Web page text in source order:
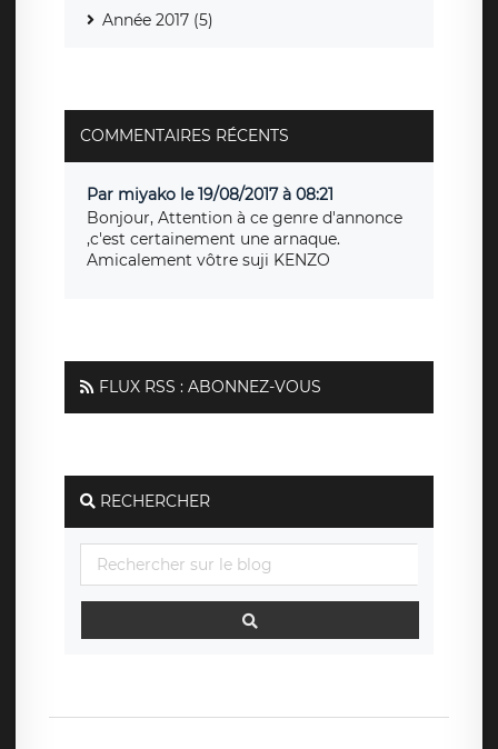
Année 2017 (5)
COMMENTAIRES RÉCENTS
Par miyako le 19/08/2017 à 08:21
Bonjour, Attention à ce genre d'annonce
,c'est certainement une arnaque.
Amicalement vôtre suji KENZO
FLUX RSS : ABONNEZ-VOUS
RECHERCHER